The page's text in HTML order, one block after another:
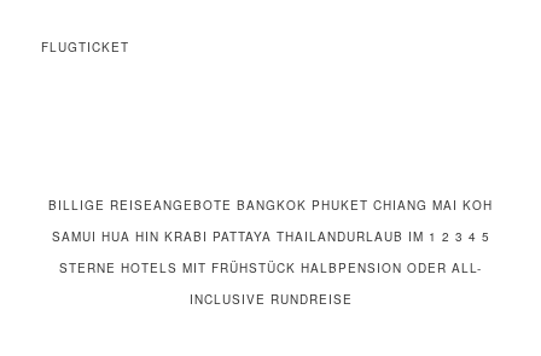
FLUGTICKET
BILLIGE REISEANGEBOTE BANGKOK PHUKET CHIANG MAI KOH
SAMUI HUA HIN KRABI PATTAYA THAILANDURLAUB IM 1 2 3 4 5
STERNE HOTELS MIT FRÜHSTÜCK HALBPENSION ODER ALL-
INCLUSIVE RUNDREISE